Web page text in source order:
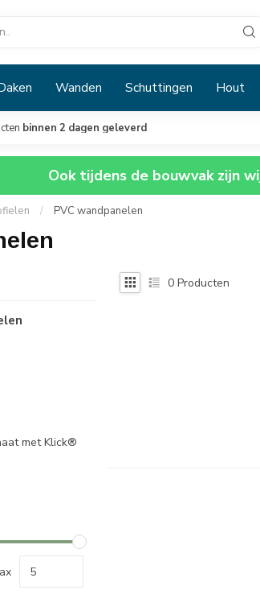
Wanden Schuttingen Hout
binnen 2 dagen geleverd
Ook tijdens de bouwvak zijn
/ PVC wandpanelen
met Klick®
0 Producten